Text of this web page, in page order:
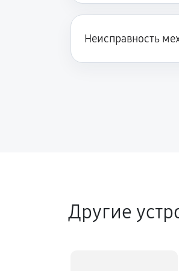
Неисправность
Другие